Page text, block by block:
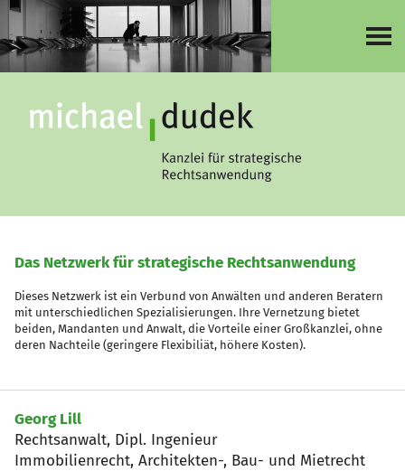
Das Netzwerk für strategische Rechtsanwendung
Dieses Netzwerk ist ein Verbund von Anwälten und anderen Beratern
mit unterschiedlichen Spezialisierungen. Ihre Vernetzung bietet
beiden, Mandanten und Anwalt, die Vorteile einer Großkanzlei, ohne
deren Nachteile (geringere Flexibiliät, höhere Kosten).
Georg Lill
Rechtsanwalt, Dipl. Ingenieur
Immobilienrecht, Architekten-, Bau- und Mietrecht